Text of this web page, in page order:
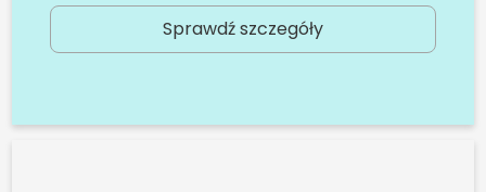
Sprawdź szczegóły